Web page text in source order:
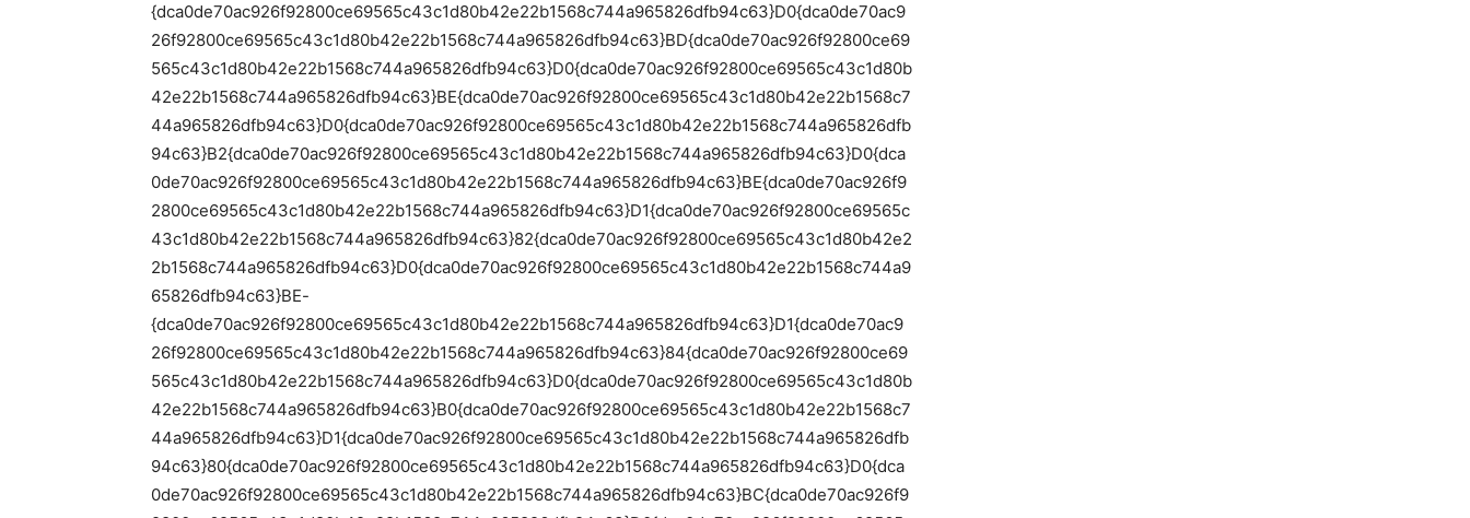
{dca0de70ac926f92800ce69565c43c1d80b42e22b1568c744a965826dfb94c63}D0{dca0de70ac9
26f92800ce69565c43c1d80b42e22b1568c744a965826dfb94c63}BD{dca0de70ac926f92800ce69
565c43c1d80b42e22b1568c744a965826dfb94c63}D0{dca0de70ac926f92800ce69565c43c1d80b
42e22b1568c744a965826dfb94c63}BE{dca0de70ac926f92800ce69565c43c1d80b42e22b1568c7
44a965826dfb94c63}D0{dca0de70ac926f92800ce69565c43c1d80b42e22b1568c744a965826dfb
94c63}B2{dca0de70ac926f92800ce69565c43c1d80b42e22b1568c744a965826dfb94c63}D0{dca
0de70ac926f92800ce69565c43c1d80b42e22b1568c744a965826dfb94c63}BE{dca0de70ac926f9
2800ce69565c43c1d80b42e22b1568c744a965826dfb94c63}D1{dca0de70ac926f92800ce69565c
43c1d80b42e22b1568c744a965826dfb94c63}82{dca0de70ac926f92800ce69565c43c1d80b42e2
2b1568c744a965826dfb94c63}D0{dca0de70ac926f92800ce69565c43c1d80b42e22b1568c744a9
65826dfb94c63}BE-
{dca0de70ac926f92800ce69565c43c1d80b42e22b1568c744a965826dfb94c63}D1{dca0de70ac9
26f92800ce69565c43c1d80b42e22b1568c744a965826dfb94c63}84{dca0de70ac926f92800ce69
565c43c1d80b42e22b1568c744a965826dfb94c63}D0{dca0de70ac926f92800ce69565c43c1d80b
42e22b1568c744a965826dfb94c63}B0{dca0de70ac926f92800ce69565c43c1d80b42e22b1568c7
44a965826dfb94c63}D1{dca0de70ac926f92800ce69565c43c1d80b42e22b1568c744a965826dfb
94c63}80{dca0de70ac926f92800ce69565c43c1d80b42e22b1568c744a965826dfb94c63}D0{dca
0de70ac926f92800ce69565c43c1d80b42e22b1568c744a965826dfb94c63}BC{dca0de70ac926f9